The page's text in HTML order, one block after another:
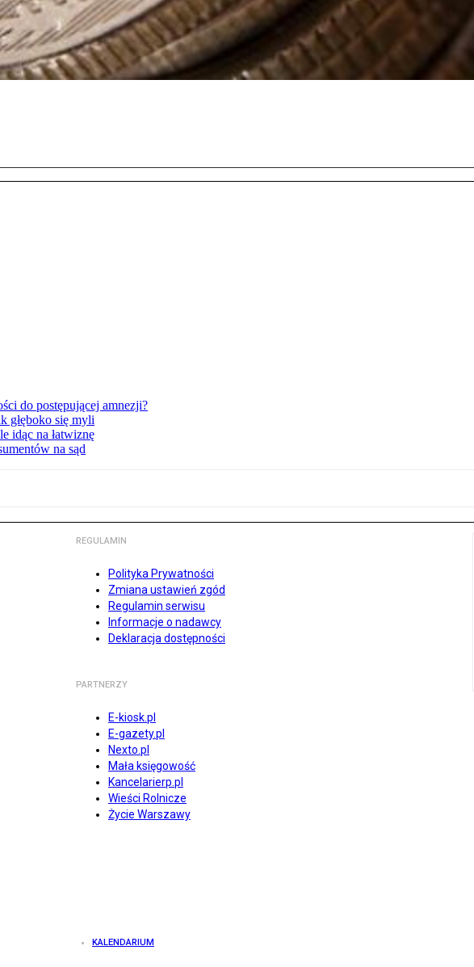
do postępującej amnezji?
głęboko się myli
idąc na łatwiznę
na sąd
REGULAMIN
Polityka Prywatności
Zmiana ustawień zgód
Regulamin serwisu
Informacje o nadawcy
Deklaracja dostępności
PARTNERZY
E-kiosk.pl
E-gazety.pl
Nexto.pl
Mała księgowość
Kancelarierp.pl
Wieści Rolnicze
Życie Warszawy
KALENDARIUM